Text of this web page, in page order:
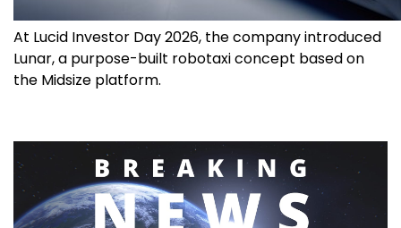
At Lucid Investor Day 2026, the company introduced
Lunar, a purpose-built robotaxi concept based on
the Midsize platform.